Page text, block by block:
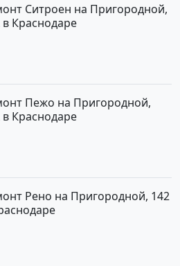
Ситроен на Пригородной,
в Краснодаре
Пежо на Пригородной,
в Краснодаре
Рено на Пригородной, 142